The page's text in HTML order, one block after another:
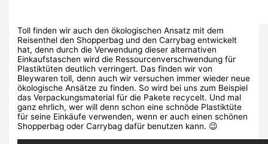
Toll finden wir auch den ökologischen Ansatz mit dem
Reisenthel den Shopperbag und den Carrybag entwickelt
hat, denn durch die Verwendung dieser alternativen
Einkaufstaschen wird die Ressourcenverschwendung für
Plastiktüten deutlich verringert. Das finden wir von
Bleywaren toll, denn auch wir versuchen immer wieder neue
ökologische Ansätze zu finden. So wird bei uns zum Beispiel
das Verpackungsmaterial für die Pakete recycelt. Und mal
ganz ehrlich, wer will denn schon eine schnöde Plastiktüte
für seine Einkäufe verwenden, wenn er auch einen schönen
Shopperbag oder Carrybag dafür benutzen kann. 😉